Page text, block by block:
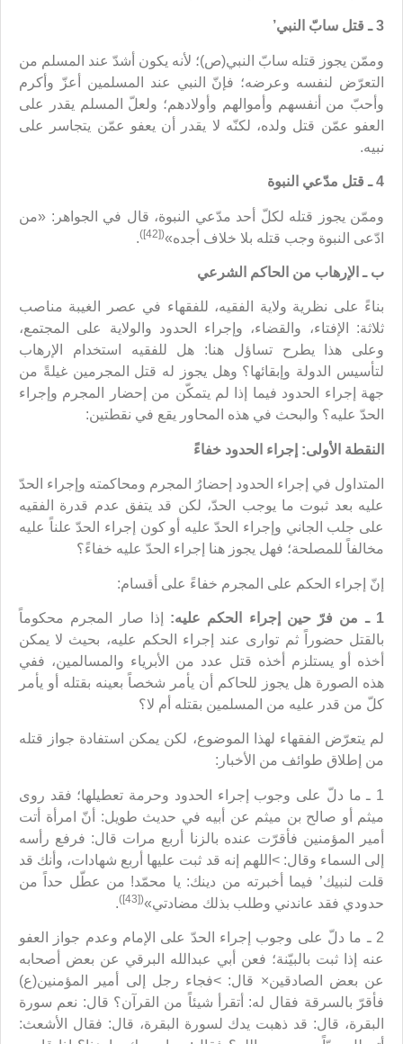
3 ـ قتل سابّ النبي’
وممّن يجوز قتله سابّ النبي(ص)؛ لأنه يكون أشدّ عند المسلم من
التعرّض لنفسه وعرضه؛ فإنّ النبي عند المسلمين أعزّ وأكرم
وأحبّ من أنفسهم وأموالهم وأولادهم؛ ولعلّ المسلم يقدر على
العفو عمّن قتل ولده، لكنّه لا يقدر أن يعفو عمّن يتجاسر على
نبيه.
4 ـ قتل مدّعي النبوة
وممّن يجوز قتله لكلّ أحد مدّعي النبوة، قال في الجواهر: «من
ادّعى النبوة وجب قتله بلا خلاف أجده»([42])
.
ب ـ الإرهاب من الحاكم الشرعي
بناءً على نظرية ولاية الفقيه، للفقهاء في عصر الغيبة مناصب
ثلاثة: الإفتاء، والقضاء، وإجراء الحدود والولاية على المجتمع،
وعلى هذا يطرح تساؤل هنا: هل للفقيه استخدام الإرهاب
لتأسيس الدولة وإبقائها؟ وهل يجوز له قتل المجرمين غيلةً من
جهة إجراء الحدود فيما إذا لم يتمكّن من إحضار المجرم وإجراء
الحدّ عليه؟ والبحث في هذه المحاور يقع في نقطتين:
النقطة الأولى: إجراء الحدود خفاءً
المتداول في إجراء الحدود إحضارُ المجرم ومحاكمته وإجراء الحدّ
عليه بعد ثبوت ما يوجب الحدّ، لكن قد يتفق عدم قدرة الفقيه
على جلب الجاني وإجراء الحدّ عليه أو كون إجراء الحدّ علناً عليه
مخالفاً للمصلحة؛ فهل يجوز هنا إجراء الحدّ عليه خفاءً؟
إنّ إجراء الحكم على المجرم خفاءً على أقسام:
1 ـ من فرّ حين إجراء الحكم عليه:
إذا صار المجرم محكوماً
بالقتل حضوراً ثم توارى عند إجراء الحكم عليه، بحيث لا يمكن
أخذه أو يستلزم أخذه قتل عدد من الأبرياء والمسالمين، ففي
هذه الصورة هل يجوز للحاكم أن يأمر شخصاً بعينه بقتله أو يأمر
كلّ من قدر عليه من المسلمين بقتله أم لا؟
لم يتعرّض الفقهاء لهذا الموضوع، لكن يمكن استفادة جواز قتله
من إطلاق طوائف من الأخبار:
1 ـ ما دلّ على وجوب إجراء الحدود وحرمة تعطيلها؛ فقد روى
ميثم أو صالح بن ميثم عن أبيه في حديث طويل: أنّ امرأة أتت
أمير المؤمنين فأقرّت عنده بالزنا أربع مرات قال: فرفع رأسه
إلى السماء وقال: >اللهم إنه قد ثبت عليها أربع شهادات، وأنك قد
قلت لنبيك’ فيما أخبرته من دينك: يا محمّد! من عطّل حداً من
حدودي فقد عاندني وطلب بذلك مضادتي»([43])
.
2 ـ ما دلّ على وجوب إجراء الحدّ على الإمام وعدم جواز العفو
عنه إذا ثبت بالبيّنة؛ فعن أبي عبدالله البرقي عن بعض أصحابه
عن بعض الصادقين× قال: >فجاء رجل إلى أمير المؤمنين(ع)
فأقرّ بالسرقة فقال له: أتقرأ شيئاً من القرآن؟ قال: نعم سورة
البقرة، قال: قد ذهبت يدك لسورة البقرة، قال: فقال الأشعث: